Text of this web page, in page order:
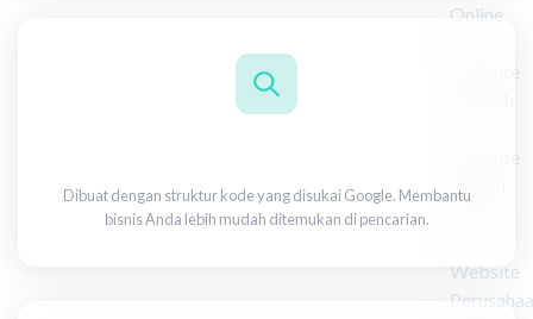
Online
Website
Website
Website
Dibuat dengan struktur kode yang disukai Google. Membantu
bisnis Anda lebih mudah ditemukan di pencarian.